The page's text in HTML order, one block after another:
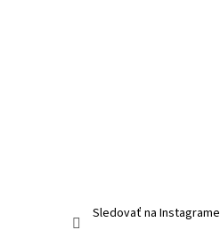
Sledovať na Instagrame